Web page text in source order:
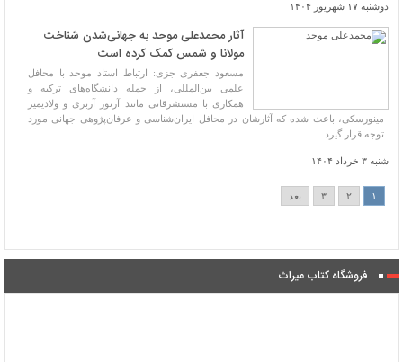
دوشنبه ۱۷ شهریور ۱۴۰۴
آثار محمدعلی موحد به جهانی‌شدن شناخت
مولانا و شمس کمک کرده است
مسعود جعفری جزی: ارتباط استاد موحد با محافل
علمی بین‌المللی، از جمله دانشگاه‌های ترکیه و
همکاری با مستشرقانی مانند آرتور آربری و ولادیمیر
مینورسکی، باعث شده که آثارشان در محافل ایران‌شناسی و عرفان‌پژوهی جهانی مورد
توجه قرار گیرد.
شنبه ۳ خرداد ۱۴۰۴
۱ ۲ ۳ بعد
فروشگاه کتاب میراث